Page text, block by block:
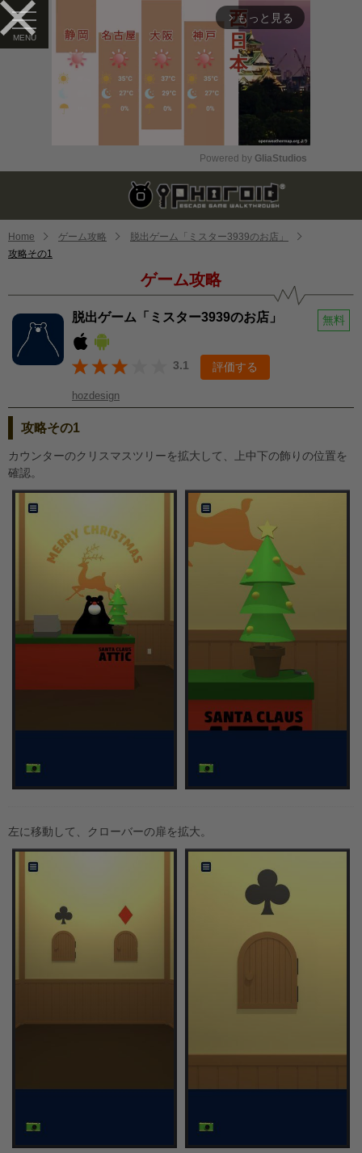
arrow_forward_ios もっと見る
Mute
Powered by GliaStudios
Home ゲーム攻略
脱出ゲーム「ミスター3939のお店」
攻略その1
ゲーム攻略
脱出ゲーム「ミスター3939のお店」 無料
3.1 評価する
hozdesign
攻略その1
カウンターのクリスマスツリーを拡大して、上中下の飾りの位置を
確認。
左に移動して、クローバーの扉を拡大。